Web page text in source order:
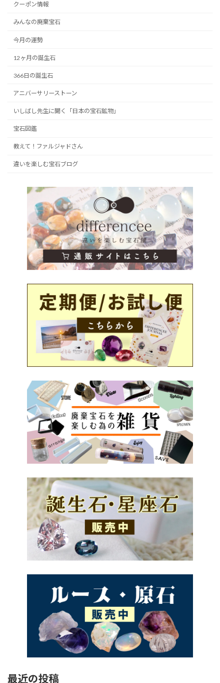
クーポン情報
みんなの廃棄宝石
今月の運勢
12ヶ月の誕生石
366日の誕生石
アニバーサリーストーン
いしばし先生に聞く「日本の宝石鉱物」
宝石図鑑
教えて！ファルジャドさん
違いを楽しむ宝石ブログ
最近の投稿